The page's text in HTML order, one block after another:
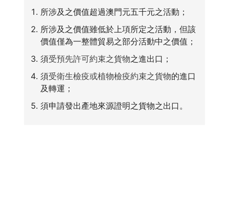
所涉及之價值超過澳門元五千元之活動；
所涉及之價值雖低於上項所定之活動，但該
價值僅為一整體貿易之部分活動中之價值；
須受預先許可約束之貨物之進出口；
須受衛生檢疫或植物檢疫約束之貨物的進口
及轉運；
須申請發出產地來源證明之貨物之出口。